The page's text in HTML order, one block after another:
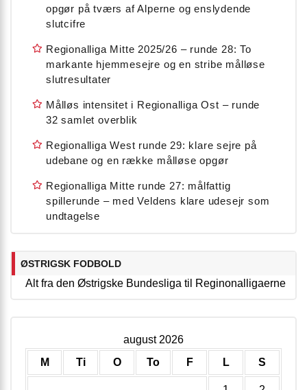
opgør på tværs af Alperne og enslydende
slutcifre
Regionalliga Mitte 2025/26 – runde 28: To
markante hjemmesejre og en stribe målløse
slutresultater
Målløs intensitet i Regionalliga Ost – runde
32 samlet overblik
Regionalliga West runde 29: klare sejre på
udebane og en række målløse opgør
Regionalliga Mitte runde 27: målfattig
spillerunde – med Veldens klare udesejr som
undtagelse
ØSTRIGSK FODBOLD
Alt fra den Østrigske Bundesliga til Reginonalligaerne
august 2026
M
Ti O To F L S